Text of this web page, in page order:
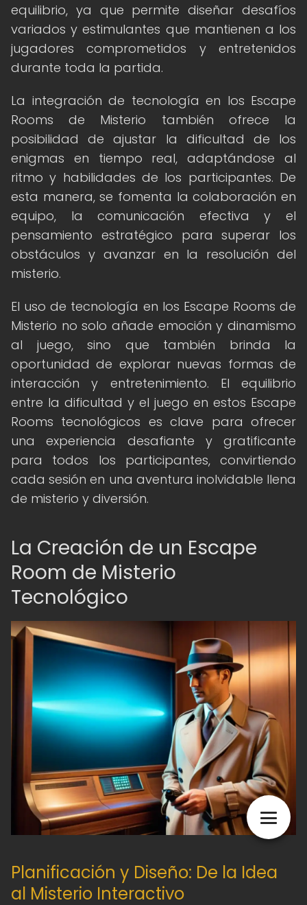
equilibrio, ya que permite diseñar desafíos
variados y estimulantes que mantienen a los
jugadores comprometidos y entretenidos
durante toda la partida.
La integración de tecnología en los Escape
Rooms de Misterio también ofrece la
posibilidad de ajustar la dificultad de los
enigmas en tiempo real, adaptándose al
ritmo y habilidades de los participantes. De
esta manera, se fomenta la colaboración en
equipo, la comunicación efectiva y el
pensamiento estratégico para superar los
obstáculos y avanzar en la resolución del
misterio.
El uso de tecnología en los Escape Rooms de
Misterio no solo añade emoción y dinamismo
al juego, sino que también brinda la
oportunidad de explorar nuevas formas de
interacción y entretenimiento. El equilibrio
entre la dificultad y el juego en estos Escape
Rooms tecnológicos es clave para ofrecer
una experiencia desafiante y gratificante
para todos los participantes, convirtiendo
cada sesión en una aventura inolvidable llena
de misterio y diversión.
La Creación de un Escape
Room de Misterio
Tecnológico
Planificación y Diseño: De la Idea
al Misterio Interactivo